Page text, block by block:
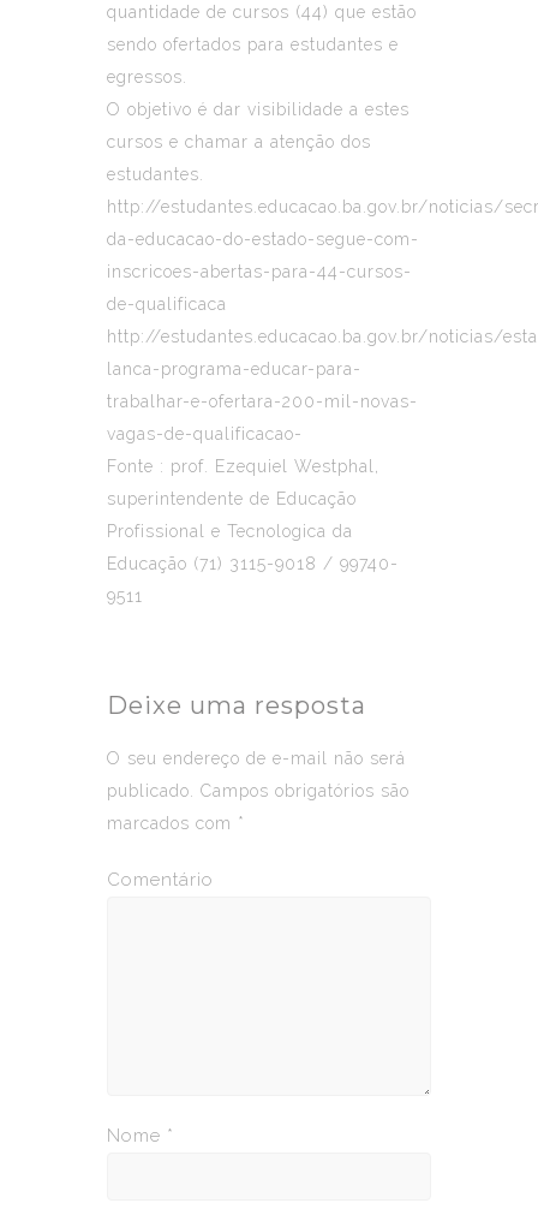
quantidade de cursos (44) que estão
sendo ofertados para estudantes e
egressos.
O objetivo é dar visibilidade a estes
cursos e chamar a atenção dos
estudantes.
http://estudantes.educacao.ba.gov.br/noticias/
da-educacao-do-estado-segue-com-
inscricoes-abertas-para-44-cursos-
de-qualificaca
http://estudantes.educacao.ba.gov.br/noticias/
lanca-programa-educar-para-
trabalhar-e-ofertara-200-mil-novas-
vagas-de-qualificacao-
Fonte : prof. Ezequiel Westphal,
superintendente de Educação
Profissional e Tecnologica da
Educação (71) 3115-9018 / 99740-
9511
Deixe uma resposta
O seu endereço de e-mail não será
publicado.
Campos obrigatórios são
marcados com *
Comentário
Nome *